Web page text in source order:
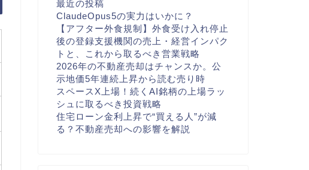
最近の投稿
ClaudeOpus5の実力はいかに？
【アフター外食規制】外食受け入れ停止
後の登録支援機関の売上・経営インパク
トと、これから取るべき営業戦略
2026年の不動産売却はチャンスか。公
示地価5年連続上昇から読む売り時
スペースX上場！続くAI銘柄の上場ラッ
シュに取るべき投資戦略
住宅ローン金利上昇で“買える人”が減
る？不動産売却への影響を解説